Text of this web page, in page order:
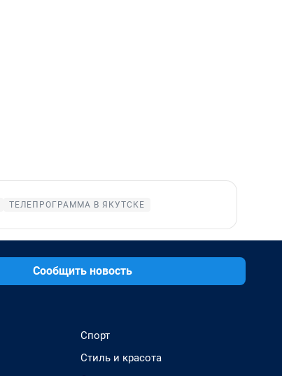
ТЕЛЕПРОГРАММА В ЯКУТСКЕ
Сообщить новость
Спорт
Стиль и красота